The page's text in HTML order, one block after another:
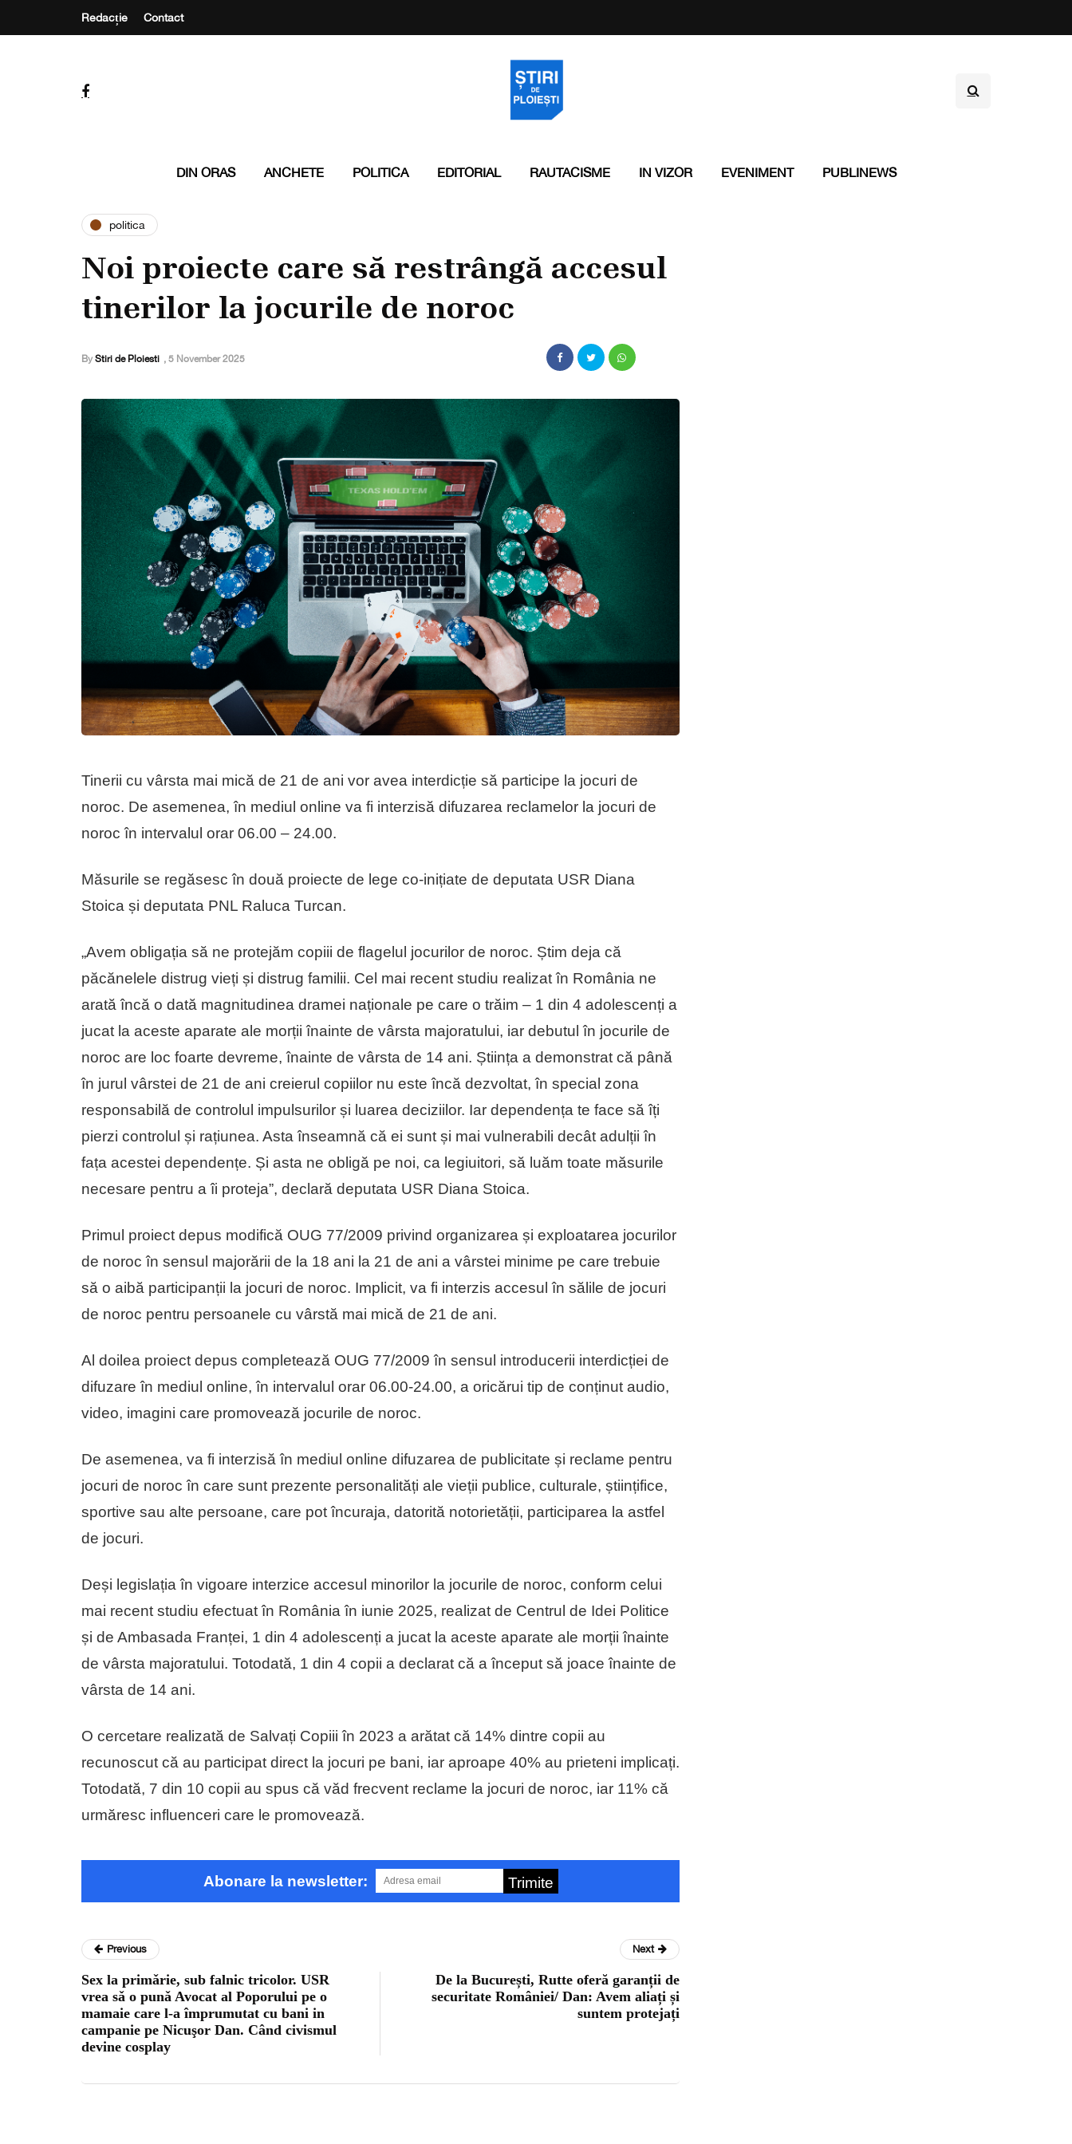
Redacție Contact
DIN ORAS ANCHETE POLITICA EDITORIAL RAUTACISME IN VIZOR EVENIMENT PUBLINEWS
politica
Noi proiecte care să restrângă accesul
tinerilor la jocurile de noroc
By Stiri de Ploiesti , 5 November 2025
Tinerii cu vârsta mai mică de 21 de ani vor avea interdicție să participe la jocuri de
noroc. De asemenea, în mediul online va fi interzisă difuzarea reclamelor la jocuri de
noroc în intervalul orar 06.00 – 24.00.
Măsurile se regăsesc în două proiecte de lege co-inițiate de deputata USR Diana
Stoica și deputata PNL Raluca Turcan.
„Avem obligația să ne protejăm copiii de flagelul jocurilor de noroc. Știm deja că
păcănelele distrug vieți și distrug familii. Cel mai recent studiu realizat în România ne
arată încă o dată magnitudinea dramei naționale pe care o trăim – 1 din 4 adolescenți a
jucat la aceste aparate ale morții înainte de vârsta majoratului, iar debutul în jocurile de
noroc are loc foarte devreme, înainte de vârsta de 14 ani. Știința a demonstrat că până
în jurul vârstei de 21 de ani creierul copiilor nu este încă dezvoltat, în special zona
responsabilă de controlul impulsurilor și luarea deciziilor. Iar dependența te face să îți
pierzi controlul și rațiunea. Asta înseamnă că ei sunt și mai vulnerabili decât adulții în
fața acestei dependențe. Și asta ne obligă pe noi, ca legiuitori, să luăm toate măsurile
necesare pentru a îi proteja”, declară deputata USR Diana Stoica.
Primul proiect depus modifică OUG 77/2009 privind organizarea și exploatarea jocurilor
de noroc în sensul majorării de la 18 ani la 21 de ani a vârstei minime pe care trebuie
să o aibă participanții la jocuri de noroc. Implicit, va fi interzis accesul în sălile de jocuri
de noroc pentru persoanele cu vârstă mai mică de 21 de ani.
Al doilea proiect depus completează OUG 77/2009 în sensul introducerii interdicției de
difuzare în mediul online, în intervalul orar 06.00-24.00, a oricărui tip de conținut audio,
video, imagini care promovează jocurile de noroc.
De asemenea, va fi interzisă în mediul online difuzarea de publicitate și reclame pentru
jocuri de noroc în care sunt prezente personalități ale vieții publice, culturale, științifice,
sportive sau alte persoane, care pot încuraja, datorită notorietății, participarea la astfel
de jocuri.
Deși legislația în vigoare interzice accesul minorilor la jocurile de noroc, conform celui
mai recent studiu efectuat în România în iunie 2025, realizat de Centrul de Idei Politice
și de Ambasada Franței, 1 din 4 adolescenți a jucat la aceste aparate ale morții înainte
de vârsta majoratului. Totodată, 1 din 4 copii a declarat că a început să joace înainte de
vârsta de 14 ani.
O cercetare realizată de Salvați Copiii în 2023 a arătat că 14% dintre copii au
recunoscut că au participat direct la jocuri pe bani, iar aproape 40% au prieteni implicați.
Totodată, 7 din 10 copii au spus că văd frecvent reclame la jocuri de noroc, iar 11% că
urmăresc influenceri care le promovează.
Abonare la newsletter: Trimite
Previous
Sex la primǎrie, sub falnic tricolor. USR
vrea sǎ o punǎ Avocat al Poporului pe o
mamaie care l-a împrumutat cu bani in
campanie pe Nicuşor Dan. Când civismul
devine cosplay
Next
De la București, Rutte oferă garanții de
securitate României/ Dan: Avem aliați și
suntem protejați